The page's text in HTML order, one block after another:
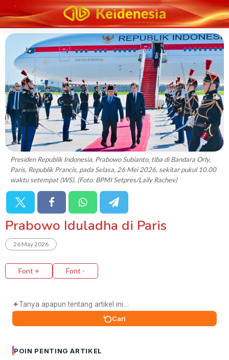
Presiden Republik Indonesia, Prabowo Subianto, tiba di Bandara Orly,
Paris, Republik Prancis, pada Selasa, 26 Mei 2026, sekitar pukul 10.00
waktu setempat (WS). (Foto: BPMI Setpres/Laily Rachev)
Prabowo Iduladha di Paris
26 May 2026
Font + Font -
✦
Cari
POIN PENTING ARTIKEL